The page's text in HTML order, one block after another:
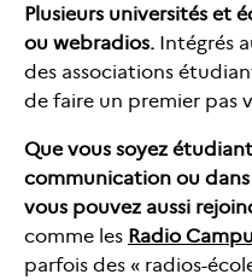
Plusieurs universités et
ou webradios. Intégrés
des associations
de faire un premier pas
Que vous soyez
communication ou
vous pouvez aussi
comme les Radio
parfois des « radios-